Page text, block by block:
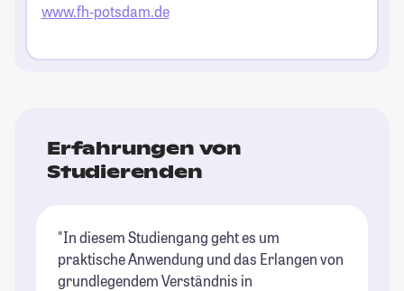
www.fh-potsdam.de
Erfahrungen von
Studierenden
"In diesem Studiengang geht es um
praktische Anwendung und das Erlangen von
grundlegendem Verständnis in